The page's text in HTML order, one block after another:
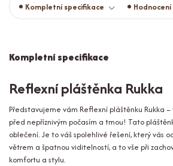
Kompletní specifikace Hodnocení
Kompletní specifikace
Reflexní pláštěnka Rukka
Představujeme vám Reflexní pláštěnku Rukka
před nepříznivým počasím a tmou! Tato
oblečení. Je to váš spolehlivé řešení, který vás
větrem a špatnou viditelností, a to vše při
komfortu a stylu.